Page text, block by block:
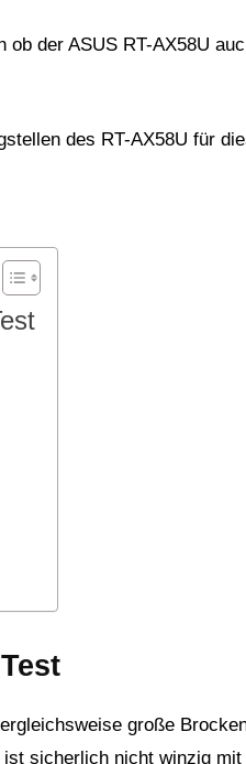
der ASUS RT-AX58U
des RT-AX58U für
große
sicherlich nicht winzig